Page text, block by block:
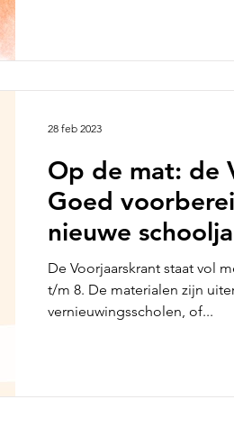
Op de mat: de
Goed
nieuwe
De Voorjaarskrant staat vol
t/m 8. De materialen zijn
vernieuwingsscholen, of...
28 feb 2023